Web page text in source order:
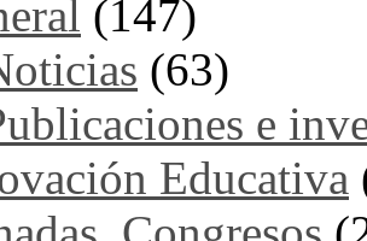
(147)
(63)
e
Educativa